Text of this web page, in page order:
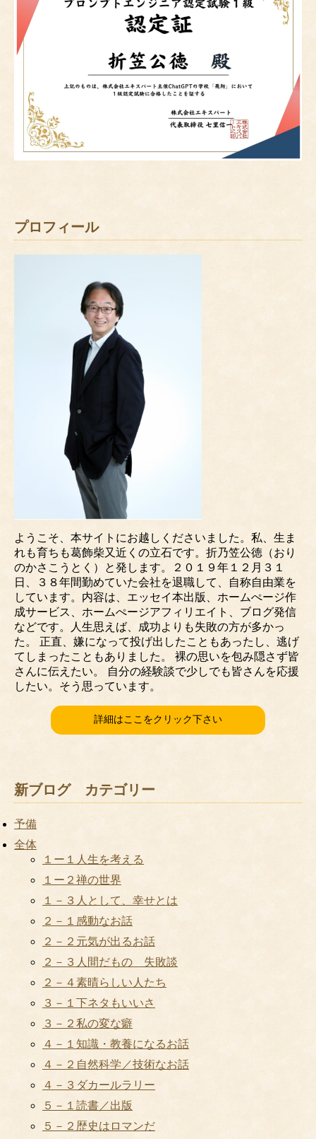
プロフィール
ようこそ、本サイトにお越しくださいました。私、生ま
れも育ちも葛飾柴又近くの立石です。折乃笠公徳（おり
のかさこうとく）と発します。２０１９年１２月３１
日、３８年間勤めていた会社を退職して、自称自由業を
しています。内容は、エッセイ本出版、ホームぺージ作
成サービス、ホームぺージアフィリエイト、ブログ発信
などです。人生思えば、成功よりも失敗の方が多かっ
た。 正直、嫌になって投げ出したこともあったし、逃げ
てしまったこともありました。 裸の思いを包み隠さず皆
さんに伝えたい。 自分の経験談で少しでも皆さんを応援
したい。そう思っています。
詳細はここをクリック下さい
新ブログ カテゴリー
予備
全体
１ー１人生を考える
１ー２禅の世界
１－３人として、幸せとは
２－１感動なお話
２－２元気が出るお話
２－３人間だもの 失敗談
２－４素晴らしい人たち
３－１下ネタもいいさ
３－２私の変な癖
４－１知識・教養になるお話
４－２自然科学／技術なお話
４－３ダカールラリー
５－１読書／出版
５－２歴史はロマンだ